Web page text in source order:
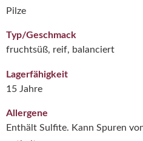
Pilze
Typ/Geschmack
fruchtsüß, reif, balanciert
Lagerfähigkeit
15 Jahre
Allergene
Enthält Sulfite. Kann Spuren